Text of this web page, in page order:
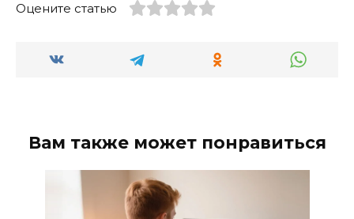
Оцените статью
Вам также может понравиться